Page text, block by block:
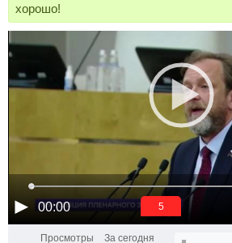
хорошо!
00:00 4
Просмотры За сегодня